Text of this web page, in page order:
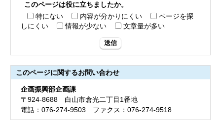
このページは役に立ちましたか。
特にない
内容が分かりにくい
ページを探
しにくい
情報が少ない 文章量が多い
送信
このページに関するお問い合わせ
企画振興部企画課
〒924-8688 白山市倉光二丁目1番地
電話：076-274-9503 ファクス：076-274-9518